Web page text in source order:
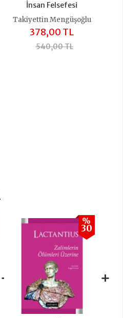
İnsan Felsefesi
Takiyettin Mengüşoğlu
378,00 TL
540,00 TL
+
%
30
+